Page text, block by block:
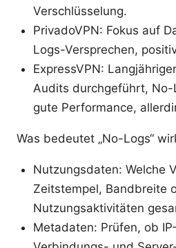
Verschlüsselung.
PrivadoVPN: Fokus auf
Logs-Versprechen,
ExpressVPN:
Audits durchgeführt, No-
gute Performance,
Was bedeutet „No-Logs“
Nutzungsdaten: Welche
Zeitstempel, Bandbreite
Nutzungsaktivitäten
Metadaten: Prüfen, ob